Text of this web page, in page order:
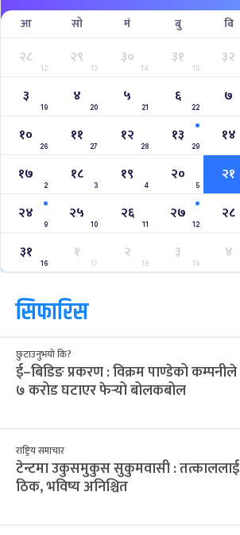
आ सो मं बु बि
२८
12
२९
13
३०
14
३१
15
३२
३
19
४
20
५
21
६
22
७
१०
26
११
27
१२
28
१३
29
१४
१७
2
१८
3
१९
4
२०
5
२१
२४
9
२५
10
२६
11
२७
12
२८
३१
16
१
17
२
18
३
19
४
सिफारिस
छुटाउनुभयो कि?
ई–बिडिङ प्रकरण : विक्रम पाण्डेको कम्पनीले
७ करोड घटाएर फेर्‍यो बोलकबोल
राष्ट्रिय समाचार
टेन्टमा उकुसमुकुस सुकुमवासी : तत्काललाई
ठिक, भविष्य अनिश्चित